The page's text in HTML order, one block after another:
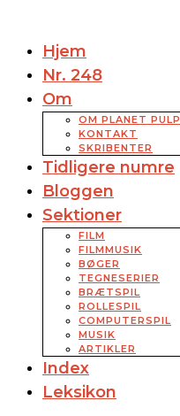
Hjem
Nr. 248
Om
OM PLANET PULP
KONTAKT
SKRIBENTER
Tidligere numre
Bloggen
Sektioner
FILM
FILMMUSIK
BØGER
TEGNESERIER
BRÆTSPIL
ROLLESPIL
COMPUTERSPIL
MUSIK
ARTIKLER
Index
Leksikon